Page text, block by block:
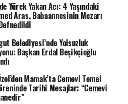
Özel, Cumhurbaşkanı adayı ve
İmamoğlu ile ABB Başkanı
hesaplarından eş zamanlı
mesajı paylaştı. “Türkiye’ye
denilen mesajda, “Artık kirli
bir geleceği kurmak
Yürek Yakan Acı: 4 Yaşındaki
Aras, Babaannesinin Mezarı
Belediyesi’nde Yolsuzluk
Başkan Erdal Beşikçioğlu
Mamak’ta Cemevi Temel
Tarihi Mesajlar: “Cemevi